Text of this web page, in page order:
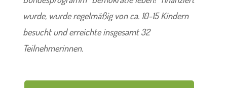
wurde, wurde regelmäßig von ca. 10-15 Kindern
besucht und erreichte insgesamt 32
Teilnehmerinnen.